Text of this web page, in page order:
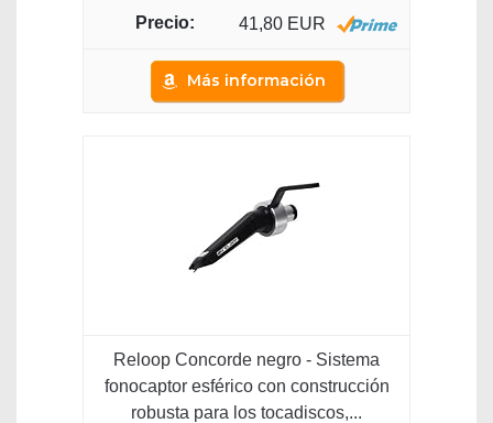
41,80 EUR
Más información
Reloop Concorde negro - Sistema
fonocaptor esférico con construcción
robusta para los tocadiscos,...